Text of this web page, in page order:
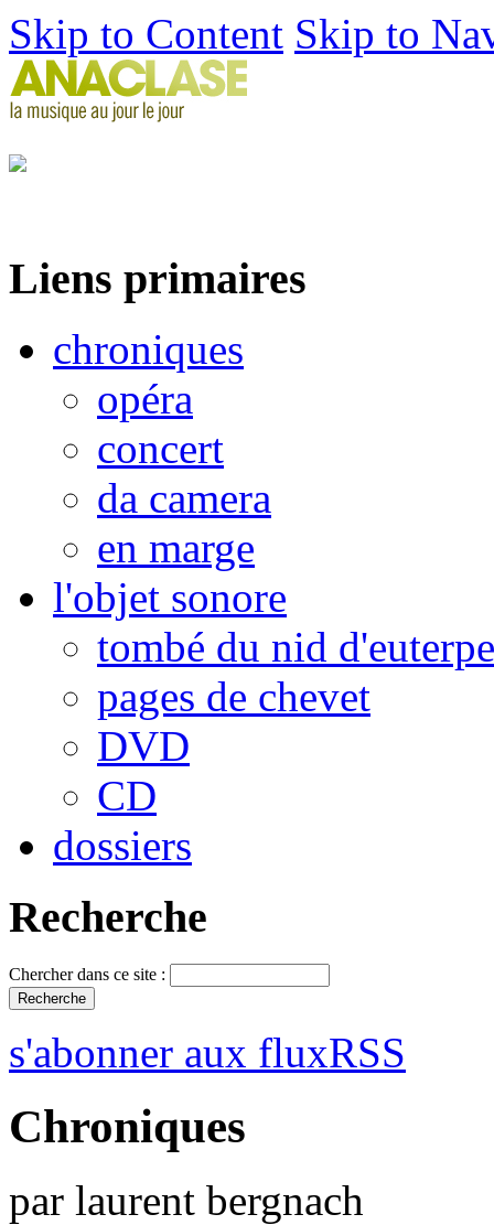
Skip to Content Skip to
Liens primaires
chroniques
opéra
concert
da camera
en marge
l'objet sonore
tombé du nid d'euterpe
pages de chevet
DVD
CD
dossiers
Recherche
Chercher dans ce site :
s'abonner aux fluxRSS
Chroniques
par laurent bergnach